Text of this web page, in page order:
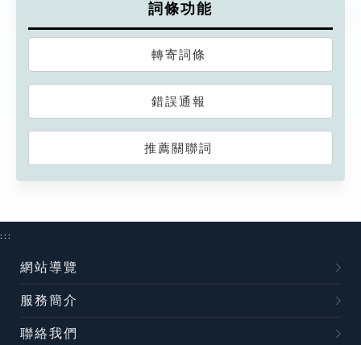
詞條功能
轉寄詞條
錯誤通報
推薦關聯詞
:::
網站導覽
服務簡介
聯絡我們